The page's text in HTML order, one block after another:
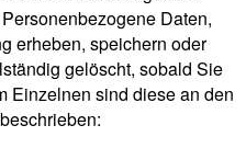
Daten,
erheben, speichern oder
gelöscht, sobald Sie
Einzelnen sind diese an den